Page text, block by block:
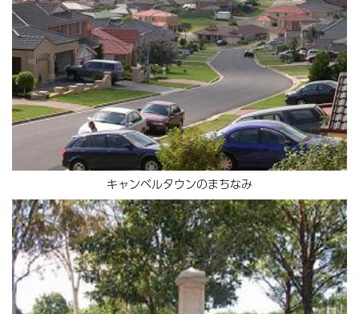
キャンベルタウンのまちなみ